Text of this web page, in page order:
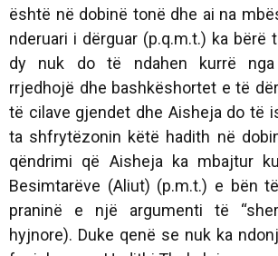
është në dobinë tonë dhe ai na
nderuari i dërguar (p.q.m.t.) ka bërë
dy nuk do të ndahen kurrë nga
rrjedhojë dhe bashkëshortet e të
të cilave gjendet dhe Aisheja do të
ta shfrytëzonin këtë hadith në
qëndrimi që Aisheja ka mbajtur
Besimtarëve (Aliut) (p.m.t.) e bën
praninë e një argumenti të
hyjnore). Duke qenë se nuk ka